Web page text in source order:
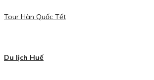
Tour Hàn Quốc Tết
Du lịch Huế